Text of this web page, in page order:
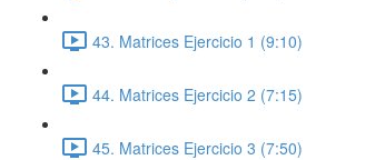
43. Matrices Ejercicio 1 (9:10)
44. Matrices Ejercicio 2 (7:15)
45. Matrices Ejercicio 3 (7:50)